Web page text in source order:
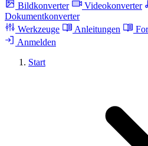
Bildkonverter
Videokonverter
Dokumentkonverter
Werkzeuge
Anleitungen
Anmelden
Start